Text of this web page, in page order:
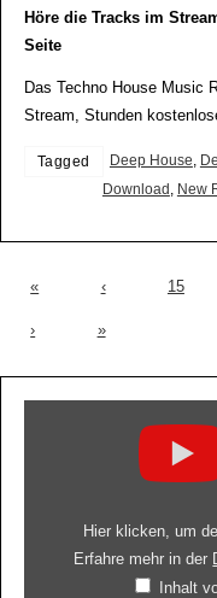
Höre die Tracks im
Seite
Das Techno House Music
Stream, Stunden
Tagged Deep House,
Download , New
« ‹ 15
› »
Hier klicken, um
Erfahre mehr in der
Inhalt